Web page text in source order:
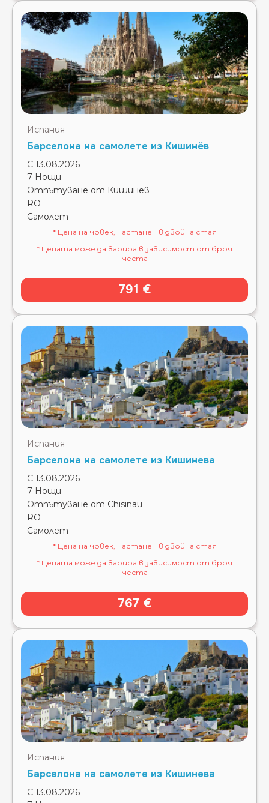
Испания
Барселона на самолете из Кишинёв
С 13.08.2026
7 Нощи
Отпътуване от Кишинёв
RO
Самолет
* Цена на човек, настанен в двойна стая
* Цената може да варира в зависимост от броя
места
791 €
Испания
Барселона на самолете из Кишинева
С 13.08.2026
7 Нощи
Отпътуване от Chisinau
RO
Самолет
* Цена на човек, настанен в двойна стая
* Цената може да варира в зависимост от броя
места
767 €
Испания
Барселона на самолете из Кишинева
С 13.08.2026